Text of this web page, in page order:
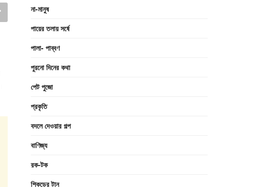
না-মানুষ
পায়ের তলায় সর্ষে
পালা- পাব্বণ
পুরনো দিনের কথা
পেট পুজো
প্রকৃতি
বদলে দেওয়ার গল্প
বাণিজ্য
রক-টক
শিকড়ের টান